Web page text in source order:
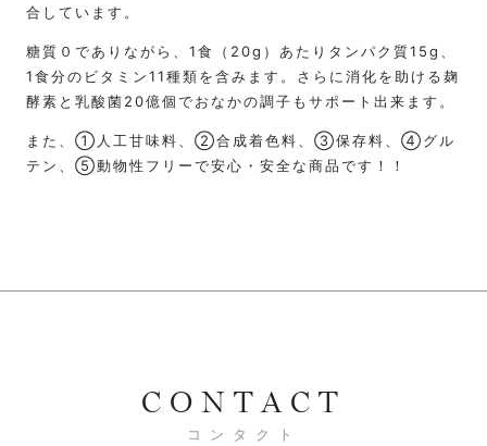
合しています。
糖質０でありながら、1食（20g）あたりタンパク質15g、
1食分のビタミン11種類を含みます。さらに消化を助ける麹
酵素と乳酸菌20億個でおなかの調子もサポート出来ます。
また、①人工甘味料、②合成着色料、③保存料、④グル
テン、⑤動物性フリーで安心・安全な商品です！！
CONTACT
コンタクト